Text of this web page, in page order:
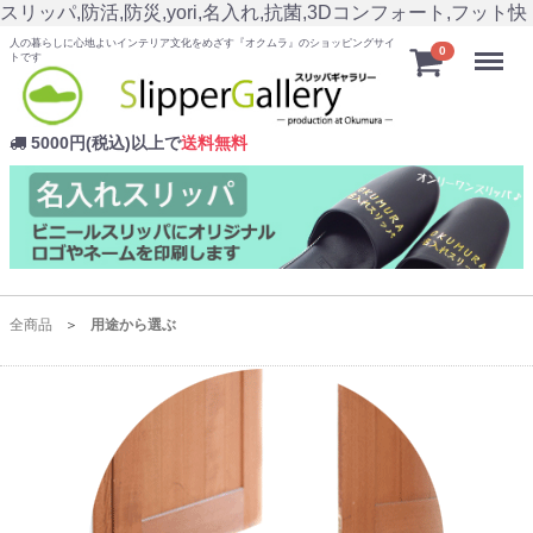
スリッパ,防活,防災,yori,名入れ,抗菌,3Dコンフォート,フット快
人の暮らしに心地よいインテリア文化をめざす『オクムラ』のショッピングサイ
トです
5000円(税込)以上で送料無料
0 Menu
全商品 用途から選ぶ